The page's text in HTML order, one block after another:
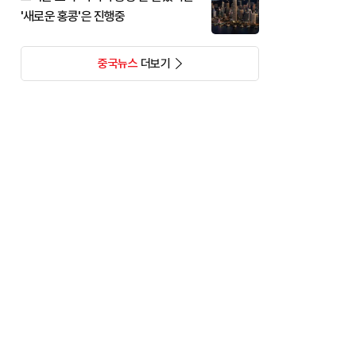
'새로운 홍콩'은 진행중
중국뉴스더보기